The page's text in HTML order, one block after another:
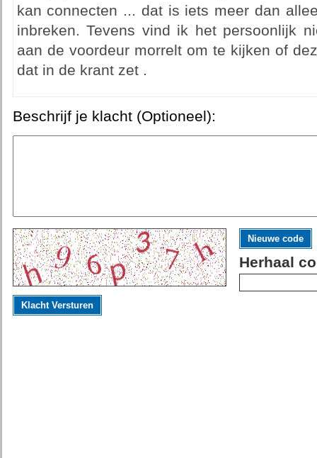
kan connecten ... dat is iets meer dan
inbreken. Tevens vind ik het persoonlijk
aan de voordeur morrelt om te kijken of
dat in de krant zet .
Beschrijf je klacht (Optioneel):
Nieuwe code
Herhaal
Klacht Versturen